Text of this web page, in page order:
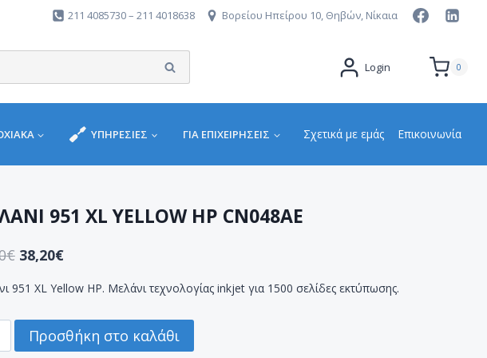
211 4085730 – 211 4018638 Βορείου Ηπείρου 10, Θηβών, Νίκαια
Αναζήτηση Login 0
ΥΠΗΡΕΣΙΕΣ ΓΙΑ ΕΠΙΧΕΙΡΉΣΕΙΣ Σχετικά με εμάς Επικοινωνία
951 XL YELLOW HP CN048AE
€ 38,20€
951 XL Yellow HP. Μελάνι τεχνολογίας inkjet για 1500 σελίδες εκτύπωσης.
Προσθήκη στο καλάθι